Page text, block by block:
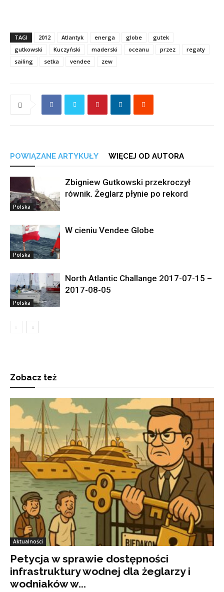
TAGI 2012 Atlantyk energa globe
gutek
gutkowski
Kuczyński maderski oceanu przez
regaty
sailing
setka vendee zew
POWIĄZANE ARTYKUŁY WIĘCEJ OD AUTORA
Polska
Zbigniew Gutkowski przekroczył
równik. Żeglarz płynie po rekord
Polska
W cieniu Vendee Globe
Polska
North Atlantic Challange 2017-07-15 –
2017-08-05
Zobacz też
Aktualności
Petycja w sprawie dostępności
infrastruktury wodnej dla żeglarzy i
wodniaków w...